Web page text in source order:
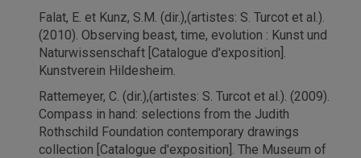
Falat, E. et Kunz, S.M. (dir.),(artistes: S. Turcot et al.).
(2010). Observing beast, time, evolution : Kunst und
Naturwissenschaft [Catalogue d'exposition].
Kunstverein Hildesheim.
Rattemeyer, C. (dir.),(artistes: S. Turcot et al.). (2009).
Compass in hand: selections from the Judith
Rothschild Foundation contemporary drawings
collection [Catalogue d'exposition]. The Museum of